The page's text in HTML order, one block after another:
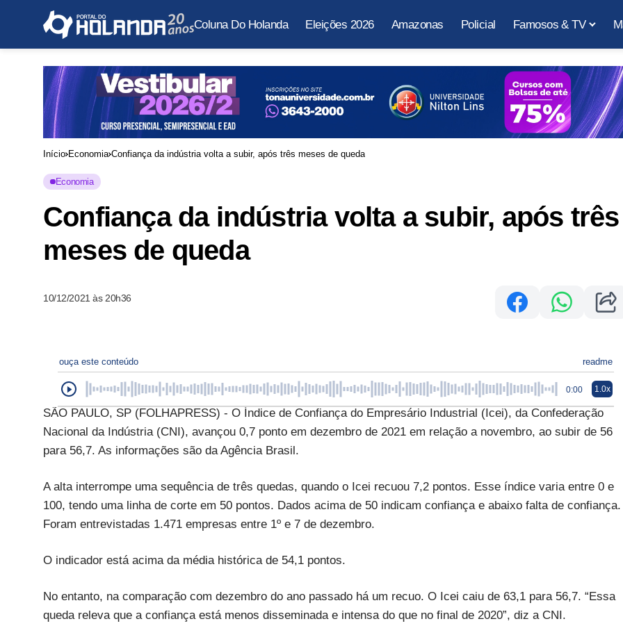
Coluna Do Holanda Eleições 2026 Amazonas Policial Famosos & TV
Início Economia Confiança da indústria volta a subir, após três meses de queda
Economia
Confiança da indústria volta a subir, após três
meses de queda
10/12/2021 às 20h36
ouça este conteúdo readme
0:00 1.0x
SÃO PAULO, SP (FOLHAPRESS) - O Índice de Confiança do Empresário Industrial (Icei), da Confederação
Nacional da Indústria (CNI), avançou 0,7 ponto em dezembro de 2021 em relação a novembro, ao subir de 56
para 56,7. As informações são da Agência Brasil.
A alta interrompe uma sequência de três quedas, quando o Icei recuou 7,2 pontos. Esse índice varia entre 0 e
100, tendo uma linha de corte em 50 pontos. Dados acima de 50 indicam confiança e abaixo falta de confiança.
Foram entrevistadas 1.471 empresas entre 1º e 7 de dezembro.
O indicador está acima da média histórica de 54,1 pontos.
No entanto, na comparação com dezembro do ano passado há um recuo. O Icei caiu de 63,1 para 56,7. “Essa
queda releva que a confiança está menos disseminada e intensa do que no final de 2020”, diz a CNI.